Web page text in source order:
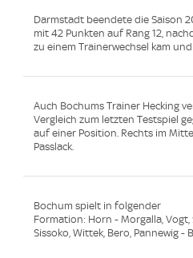
Darmstadt beendete die Saison
mit 42 Punkten auf Rang 12,
zu einem Trainerwechsel kam
Auch Bochums Trainer Hecking
Vergleich zum letzten Testspiel
auf einer Position. Rechts im
Passlack.
Bochum spielt in folgender
Formation: Horn - Morgalla,
Sissoko, Wittek, Bero, Pannewig -